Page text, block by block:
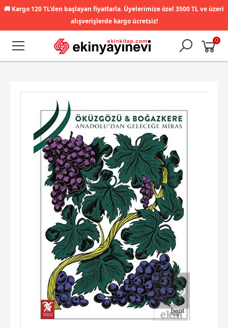
🚚 Kargo 120 TL'den başlayan fiyatlarla. Üyelerimize özel 3500 TL ve üzeri
alışverişlerde kargo ücretsiz!
0